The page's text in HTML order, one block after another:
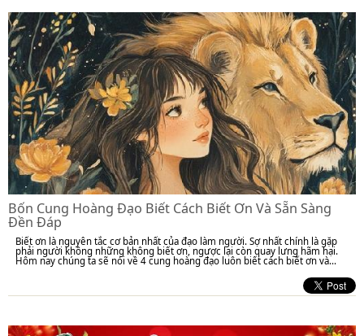
Bốn Cung Hoàng Đạo Biết Cách Biết Ơn Và Sẵn Sàng
Đền Đáp
Biết ơn là nguyên tắc cơ bản nhất của đạo làm người. Sợ nhất chính là gặp
phải người không những không biết ơn, ngược lại còn quay lưng hãm hại.
Hôm nay chúng ta sẽ nói về 4 cung hoàng đạo luôn biết cách biết ơn và...